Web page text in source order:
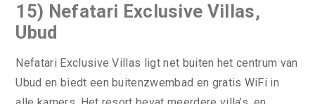
15) Nefatari Exclusive Villas,
Ubud
Nefatari Exclusive Villas ligt net buiten het centrum van
Ubud en biedt een buitenzwembad en gratis WiFi in